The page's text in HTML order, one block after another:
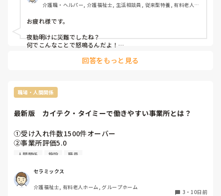
介護職・ヘルパー, 介護福祉士, 生活相談員, 従来型特養, 有料老人ホ
お疲れ様です。
夜勤明けに災難でしたね？
何でこんなことで怒鳴るんだよ！
歳を取るとルーティンを乱されたり、決まりどおりに行かない
どうぞお気にせずにゆっくり休んでください！
回答をもっと見る
職場・人間関係
最新版　カイテク・タイミーで働きやすい事業所とは？
①受け入れ件数1500件オーバー
②事業所評価5.0
③レビューで批判的なコメントがほとんどない
カイテクで、この3条件を満たしている情報を目にすると
「この事業所いいかも」と思うかもしれません…
人間関係 施設 職員
セラミックス
介護福祉士, 有料老人ホーム, グループホーム
3 ・ 10日前